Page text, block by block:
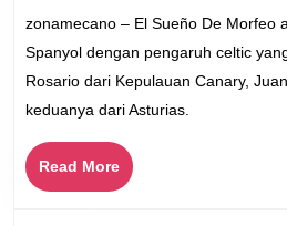
zonamecano – El Sueño De Morfeo
Spanyol dengan pengaruh celtic
Rosario dari Kepulauan Canary,
keduanya dari Asturias.
Read MoreRead
More